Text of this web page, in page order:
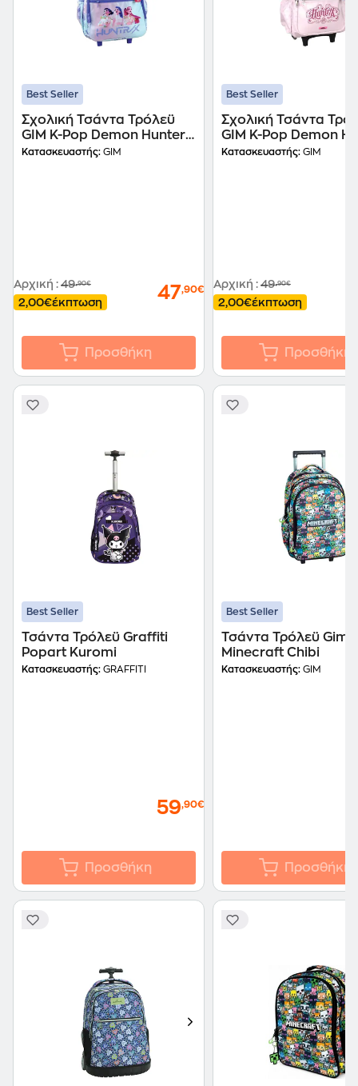
Best Seller
Σχολική Τσάντα Τρόλεϋ
GIM K-Pop Demon Hunters
Purple Huntrix
Κατασκευαστής: GIM
Αρχική : 49,90€
2,00€έκπτωση 47,90€
Προσθήκη
Best Seller
Σχολική Τσάντα
GIM K-Pop Demon
Pink Huntrix
Κατασκευαστής: GIM
Αρχική : 49,90€
2,00€έκπτωση
Προσθήκη
Best Seller
Τσάντα Τρόλεϋ Graffiti
Popart Kuromi
Κατασκευαστής: GRAFFITI
59,90€
Προσθήκη
Best Seller
Τσάντα Τρόλεϋ Gim
Minecraft Chibi
Κατασκευαστής: GIM
Προσθήκη